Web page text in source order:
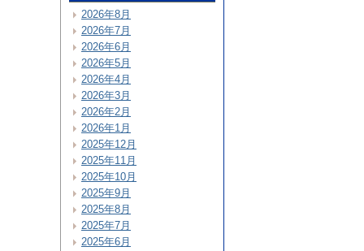
2026年8月
2026年7月
2026年6月
2026年5月
2026年4月
2026年3月
2026年2月
2026年1月
2025年12月
2025年11月
2025年10月
2025年9月
2025年8月
2025年7月
2025年6月